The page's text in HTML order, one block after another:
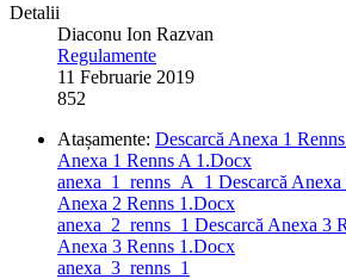
Detalii
Diaconu Ion Razvan
Regulamente
11 Februarie 2019
852
Atașamente: Descarcă Anexa 1
Anexa 1 Renns A 1.Docx
anexa_1_renns_A_1 Descarcă Anexa
Anexa 2 Renns 1.Docx
anexa_2_renns_1 Descarcă Anexa 3
Anexa 3 Renns 1.Docx
anexa_3_renns_1